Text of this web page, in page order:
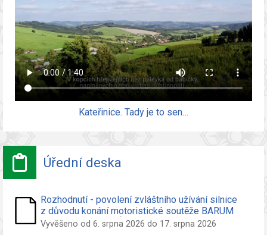
Kateřinice. Tady je to sen…
Úřední deska
Rozhodnutí - povolení zvláštního užívání silnice
z důvodu konání motoristické soutěže BARUM
CZECH RALLYE ZLÍN 16.8.2026
Vyvěšeno od 6. srpna 2026 do 17. srpna 2026